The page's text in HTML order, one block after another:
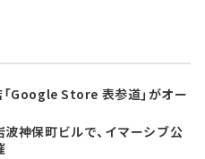
Google Store 表参道」がオー
神保町ビルで、イマーシブ公